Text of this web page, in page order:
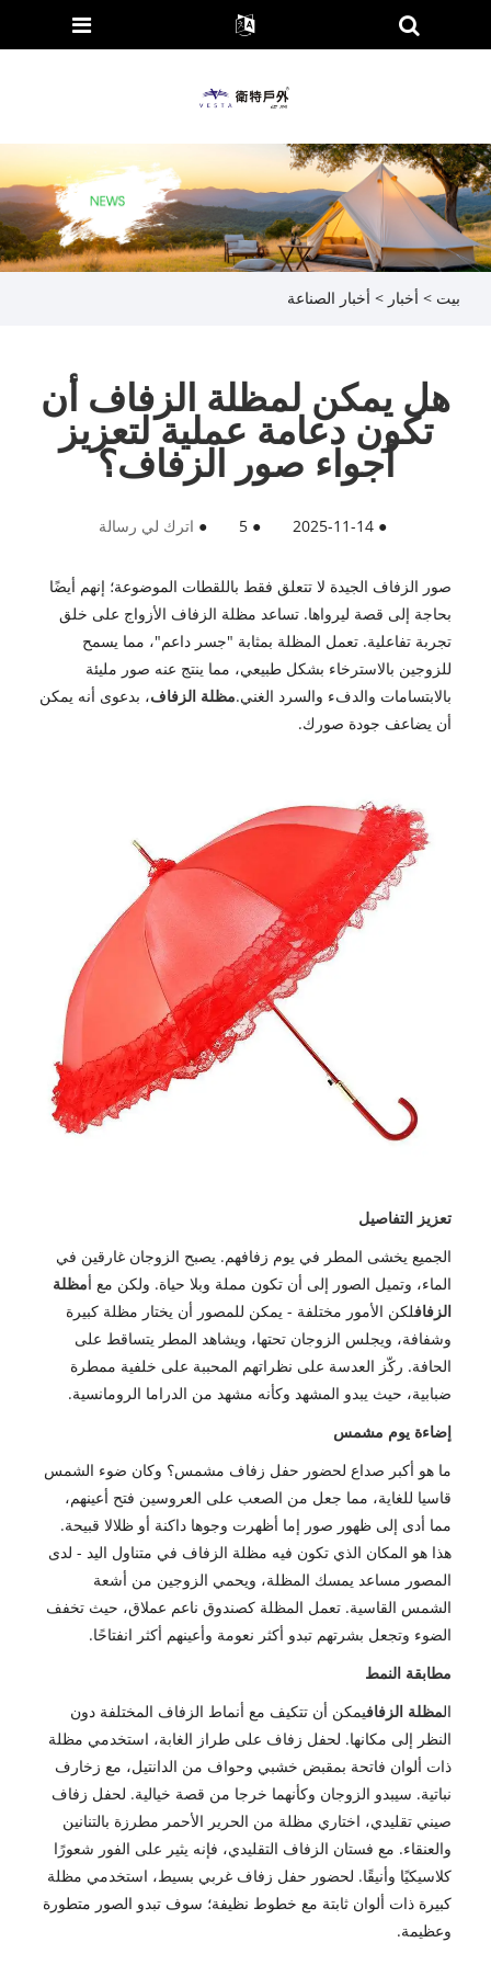
بيت > أخبار > أخبار الصناعة
هل يمكن لمظلة الزفاف أن
تكون دعامة عملية لتعزيز
أجواء صور الزفاف؟
●
2025-11-14
●
5
● اترك لي رسالة
صور الزفاف الجيدة لا تتعلق فقط باللقطات الموضوعة؛ إنهم أيضًا
بحاجة إلى قصة ليرواها. تساعد مظلة الزفاف الأزواج على خلق
تجربة تفاعلية. تعمل المظلة بمثابة "جسر داعم"، مما يسمح
للزوجين بالاسترخاء بشكل طبيعي، مما ينتج عنه صور مليئة
بالابتسامات والدفء والسرد الغني.مظلة الزفاف، بدعوى أنه يمكن
أن يضاعف جودة صورك.
تعزيز التفاصيل
الجميع يخشى المطر في يوم زفافهم. يصبح الزوجان غارقين في
الماء، وتميل الصور إلى أن تكون مملة وبلا حياة. ولكن مع أمظلة
الزفافلكن الأمور مختلفة - يمكن للمصور أن يختار مظلة كبيرة
وشفافة، ويجلس الزوجان تحتها، ويشاهد المطر يتساقط على
الحافة. ركّز العدسة على نظراتهم المحببة على خلفية ممطرة
ضبابية، حيث يبدو المشهد وكأنه مشهد من الدراما الرومانسية.
إضاءة يوم مشمس
ما هو أكبر صداع لحضور حفل زفاف مشمس؟ وكان ضوء الشمس
قاسيا للغاية، مما جعل من الصعب على العروسين فتح أعينهم،
مما أدى إلى ظهور صور إما أظهرت وجوها داكنة أو ظلالا قبيحة.
هذا هو المكان الذي تكون فيه مظلة الزفاف في متناول اليد - لدى
المصور مساعد يمسك المظلة، ويحمي الزوجين من أشعة
الشمس القاسية. تعمل المظلة كصندوق ناعم عملاق، حيث تخفف
الضوء وتجعل بشرتهم تبدو أكثر نعومة وأعينهم أكثر انفتاحًا.
مطابقة النمط
المظلة الزفافيمكن أن تتكيف مع أنماط الزفاف المختلفة دون
النظر إلى مكانها. لحفل زفاف على طراز الغابة، استخدمي مظلة
ذات ألوان فاتحة بمقبض خشبي وحواف من الدانتيل، مع زخارف
نباتية. سيبدو الزوجان وكأنهما خرجا من قصة خيالية. لحفل زفاف
صيني تقليدي، اختاري مظلة من الحرير الأحمر مطرزة بالتنانين
والعنقاء. مع فستان الزفاف التقليدي، فإنه يثير على الفور شعورًا
كلاسيكيًا وأنيقًا. لحضور حفل زفاف غربي بسيط، استخدمي مظلة
كبيرة ذات ألوان ثابتة مع خطوط نظيفة؛ سوف تبدو الصور متطورة
وعظيمة.